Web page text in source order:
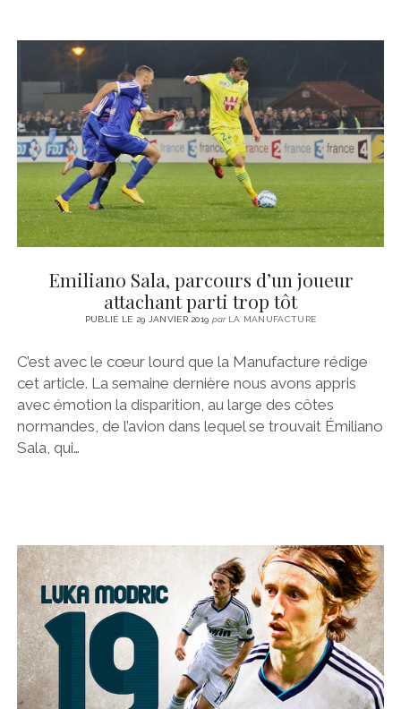
Emiliano Sala, parcours d’un joueur
attachant parti trop tôt
PUBLIÉ LE 29 JANVIER 2019 parLA MANUFACTURE
C’est avec le cœur lourd que la Manufacture rédige
cet article. La semaine dernière nous avons appris
avec émotion la disparition, au large des côtes
normandes, de l’avion dans lequel se trouvait Émiliano
Sala, qui…